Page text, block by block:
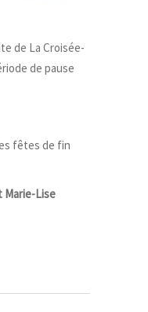
de La Croisée-
de pause
fêtes de fin
Marie-Lise